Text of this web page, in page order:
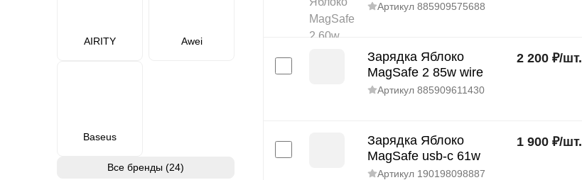
AIRITY Awei
Baseus
Все бренды (24)
Артикул 885909575688
Зарядка Яблоко
MagSafe 2 85w wire
Артикул 885909611430
2 200 ₽/шт.
Зарядка Яблоко
MagSafe usb-c 61w
Артикул 190198098887
1 900 ₽/шт.